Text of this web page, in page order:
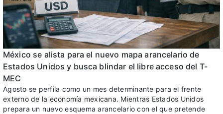
México se alista para el nuevo mapa arancelario de
Estados Unidos y busca blindar el libre acceso del T-
MEC
Agosto se perfila como un mes determinante para el frente
externo de la economía mexicana. Mientras Estados Unidos
prepara un nuevo esquema arancelario con el que pretende